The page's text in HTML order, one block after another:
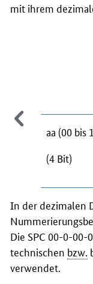
mit ihrem
aa (00 bis
(4 Bit)
In der dezimalen
Die SPC 00-0-
technischen bzw.
verwendet.